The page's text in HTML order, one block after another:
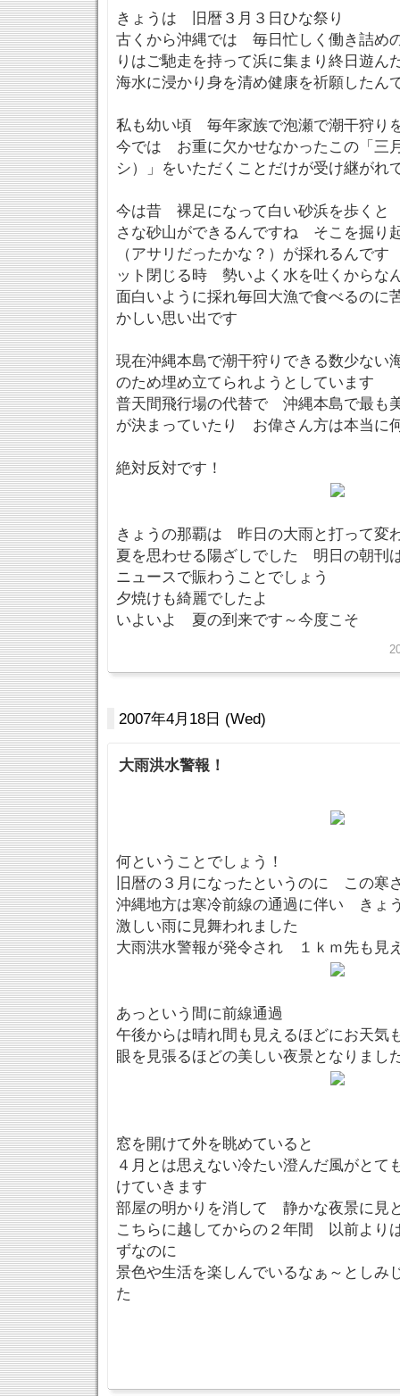
きょうは 旧暦３月３日ひな祭り
古くから沖縄では 毎日忙しく働き詰め
りはご馳走を持って浜に集まり終日遊ん
海水に浸かり身を清め健康を祈願したん
私も幼い頃 毎年家族で泡瀬で潮干狩
今では お重に欠かせなかったこの「三
シ）」をいただくことだけが受け継がれ
今は昔 裸足になって白い砂浜を歩くと
さな砂山ができるんですね そこを掘り
（アサリだったかな？）が採れるんで
ット閉じる時 勢いよく水を吐くからな
面白いように採れ毎回大漁で食べるのに
かしい思い出です
現在沖縄本島で潮干狩りできる数少な
のため埋め立てられようとしています
普天間飛行場の代替で 沖縄本島で最も
が決まっていたり お偉さん方は本当に
絶対反対です！
きょうの那覇は 昨日の大雨と打って変
夏を思わせる陽ざしでした 明日の朝刊
ニュースで賑わうことでしょう
夕焼けも綺麗でしたよ
いよいよ 夏の到来です～今度こそ
2007年4月18日 (Wed)
大雨洪水警報！
何ということでしょう！
旧暦の３月になったというのに この寒
沖縄地方は寒冷前線の通過に伴い きょ
激しい雨に見舞われました
大雨洪水警報が発令され １ｋｍ先も見
あっという間に前線通過
午後からは晴れ間も見えるほどにお天気
眼を見張るほどの美しい夜景となりまし
窓を開けて外を眺めていると
４月とは思えない冷たい澄んだ風がとて
けていきます
部屋の明かりを消して 静かな夜景に見
こちらに越してからの２年間 以前より
ずなのに
景色や生活を楽しんでいるなぁ～としみ
た